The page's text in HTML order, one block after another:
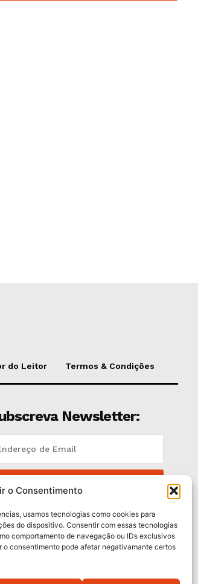
o Consentimento
usamos tecnologias como cookies para
do dispositivo. Consentir com essas tecnologias
comportamento de navegação ou IDs exclusivos
o consentimento pode afetar negativamante certos
do Leitor Termos & Condições
Newsletter:
Li e aceito aPolítica de Privacidade .